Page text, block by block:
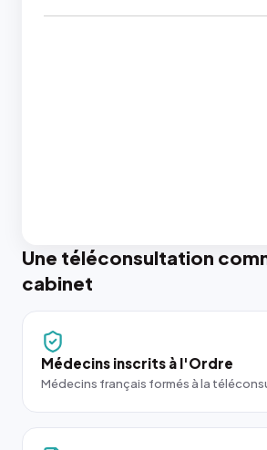
Une téléconsultation
cabinet
Médecins inscrits à l'Ordre
Médecins français formés à la